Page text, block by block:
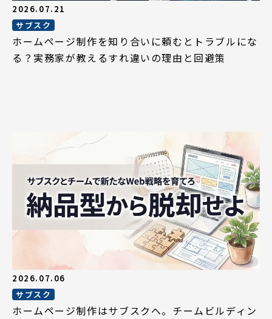
2026.07.21
サブスク
ホームページ制作を知り合いに頼むとトラブルにな
る？実務家が教えるすれ違いの理由と回避策
2026.07.06
サブスク
ホームページ制作はサブスクへ。チームビルディン